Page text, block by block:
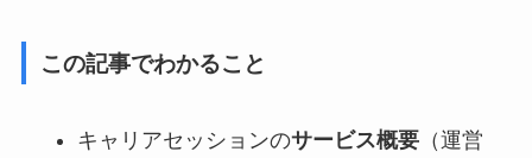
この記事でわかること
キャリアセッションのサービス概要（運営